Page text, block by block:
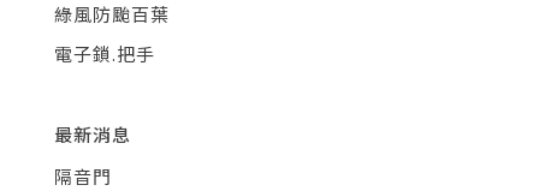
綠風防颱百葉
電子鎖.把手
最新消息
隔音門